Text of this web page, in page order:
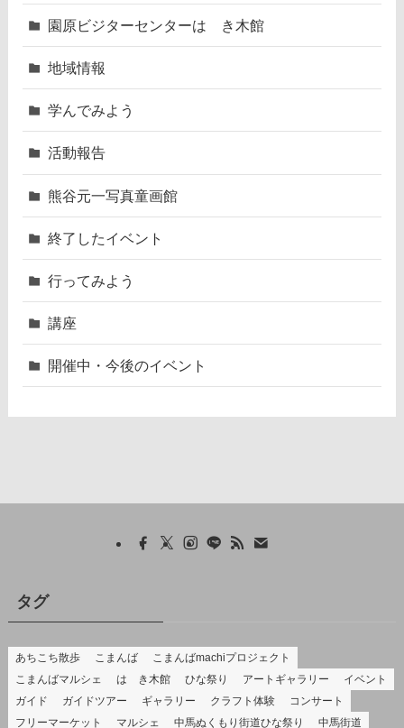
園原ビジターセンターはゝき木館
地域情報
学んでみよう
活動報告
熊谷元一写真童画館
終了したイベント
行ってみよう
講座
開催中・今後のイベント
タグ
あちこち散歩 こまんば
こまんばmachiプロジェクト
こまんばマルシェ
はゝき木館 ひな祭り アートギャラリー
イベント
ガイド
ガイドツアー ギャラリー クラフト体験
コンサート
フリーマーケット
マルシェ 中馬ぬくもり街道ひな祭り 中馬街道